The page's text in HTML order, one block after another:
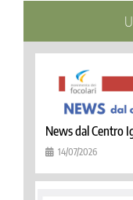
News dal Centro
14/07/2026